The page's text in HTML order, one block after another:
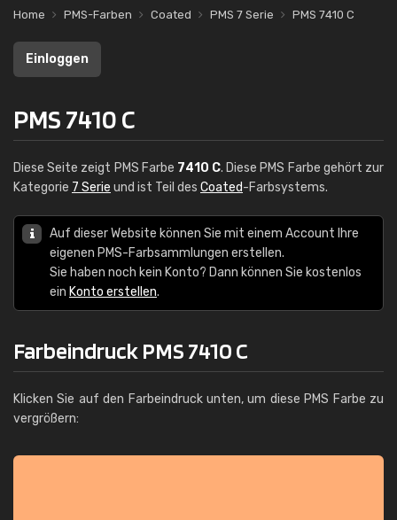
Home PMS-Farben Coated PMS 7 Serie PMS 7410 C
Einloggen
PMS 7410 C
Diese Seite zeigt PMS Farbe 7410 C. Diese PMS Farbe gehört zur
Kategorie 7 Serie und ist Teil des Coated-Farbsystems.
Auf dieser Website können Sie mit einem Account Ihre
eigenen PMS-Farbsammlungen erstellen.
Sie haben noch kein Konto? Dann können Sie kostenlos
ein Konto erstellen.
Farbeindruck PMS 7410 C
Klicken Sie auf den Farbeindruck unten, um diese PMS Farbe zu
vergrößern: